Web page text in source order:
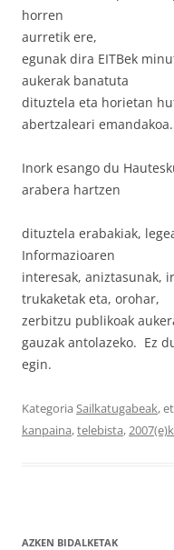
horren
aurretik ere,
egunak dira EITBek
aukerak banatuta
dituztela eta horietan
abertzaleari emandakoa.
Inork esango du
arabera hartzen
dituztela erabakiak,
Informazioaren
interesak, aniztasunak,
trukaketak eta, orohar,
zerbitzu publikoak
gauzak antolazeko. Ez
egin.
Kategoria Sailkatugabeak,
kanpaina,telebista,
AZKEN BIDALKETAK